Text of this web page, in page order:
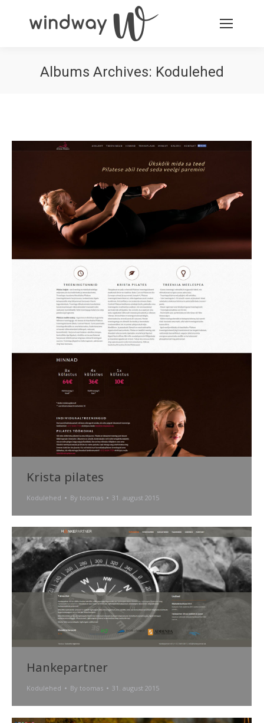
Albums Archives: Kodulehed
Krista pilates
Kodulehed By toomas 31. august 2015
Hankepartner
Kodulehed By toomas 31. august 2015